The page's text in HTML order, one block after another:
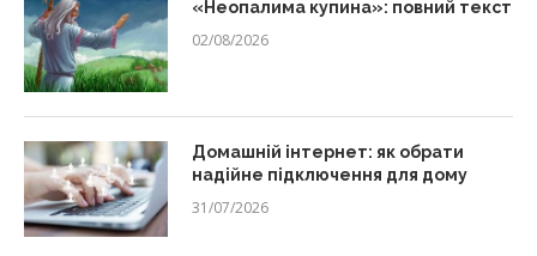
«Неопалима купина»: повний текст
02/08/2026
Домашній інтернет: як обрати
надійне підключення для дому
31/07/2026